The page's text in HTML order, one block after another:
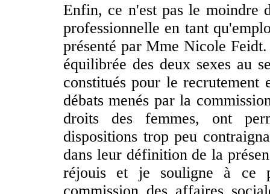
Enfin, ce n'est pas le moindre
professionnelle en tant
présenté par Mme Nicole
équilibrée des deux sexes au
constitués pour le recrutement
débats menés par la
droits des femmes, ont
dispositions trop peu
dans leur définition de la
réjouis et je souligne à ce